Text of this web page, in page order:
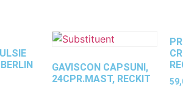
GAVISCON CAPSUNI,
24CPR.MAST, RECKIT